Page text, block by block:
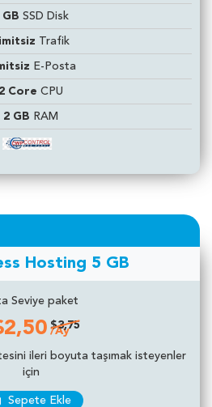
GB SSD Disk
Trafik
E-Posta
2 Core CPU
2 GB RAM
Hosting 5 GB
Seviye paket
$3,75
/Ay
ileri boyuta taşımak isteyenler
için
Sepete Ekle